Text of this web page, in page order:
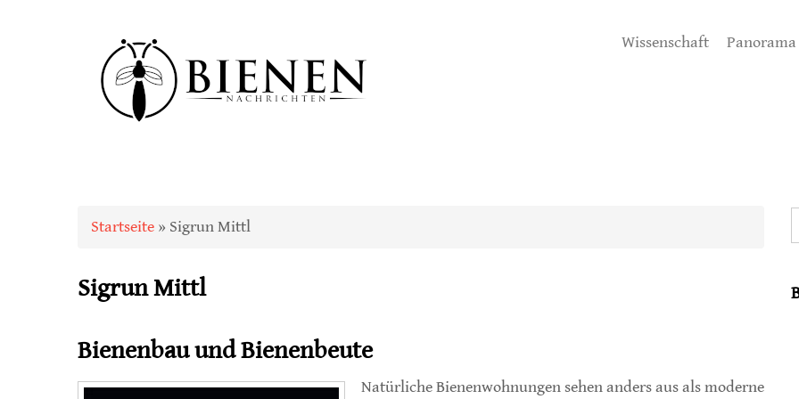
Wissenschaft Panorama
Sie sind hier
Startseite » Sigrun Mittl
Sigrun Mittl
Bienenbau und Bienenbeute
Natürliche Bienenwohnungen sehen anders aus als moderne